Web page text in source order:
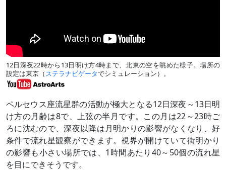
12日深夜22時から13日明け方4時まで、北東の空を眺めた様子。場所の
設定は東京（ステラナビゲータでシミュレーション）。
ペルセウス座流星群の活動が極大となる12日深夜～13日明
け方の月齢は8で、上弦の半月です。この月は22～23時ご
ろに沈むので、深夜以降は月明かりの影響がなくなり、好
条件で流れ星観察ができます。視界が開けていて街明かり
の影響も小さい場所では、1時間あたり40～50個の流れ星
を目にできそうです。